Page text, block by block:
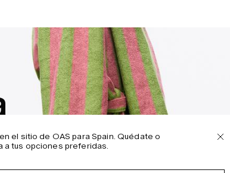
el sitio de OAS para Spain. Quédate o
a tus opciones preferidas.